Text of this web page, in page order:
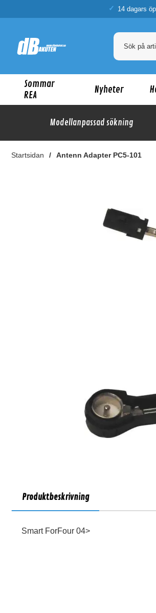
14 dagars
Sommar
REA
Nyheter
Modellanpassad sökning
Startsidan Antenn Adapter PC5-101
Finns i lagershop Göteborg
Produktbeskrivning
Smart ForFour 04>